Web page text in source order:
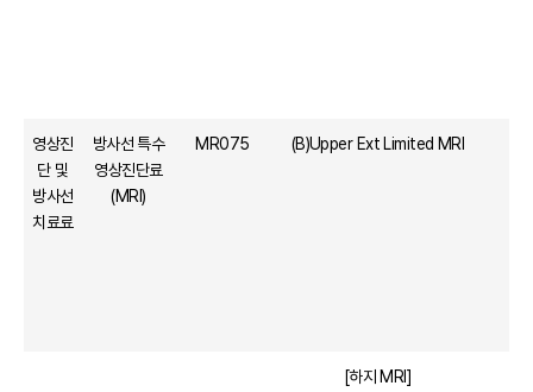
영상진
단 및
방사선
치료료
방사선 특수
영상진단료
(MRI)
MR075 (B)Upper Ext Limited MRI
[하지 MRI]